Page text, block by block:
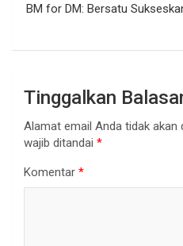
BM for DM: Bersatu
Tinggalkan
Alamat email Anda tidak akan
wajib ditandai *
Komentar *